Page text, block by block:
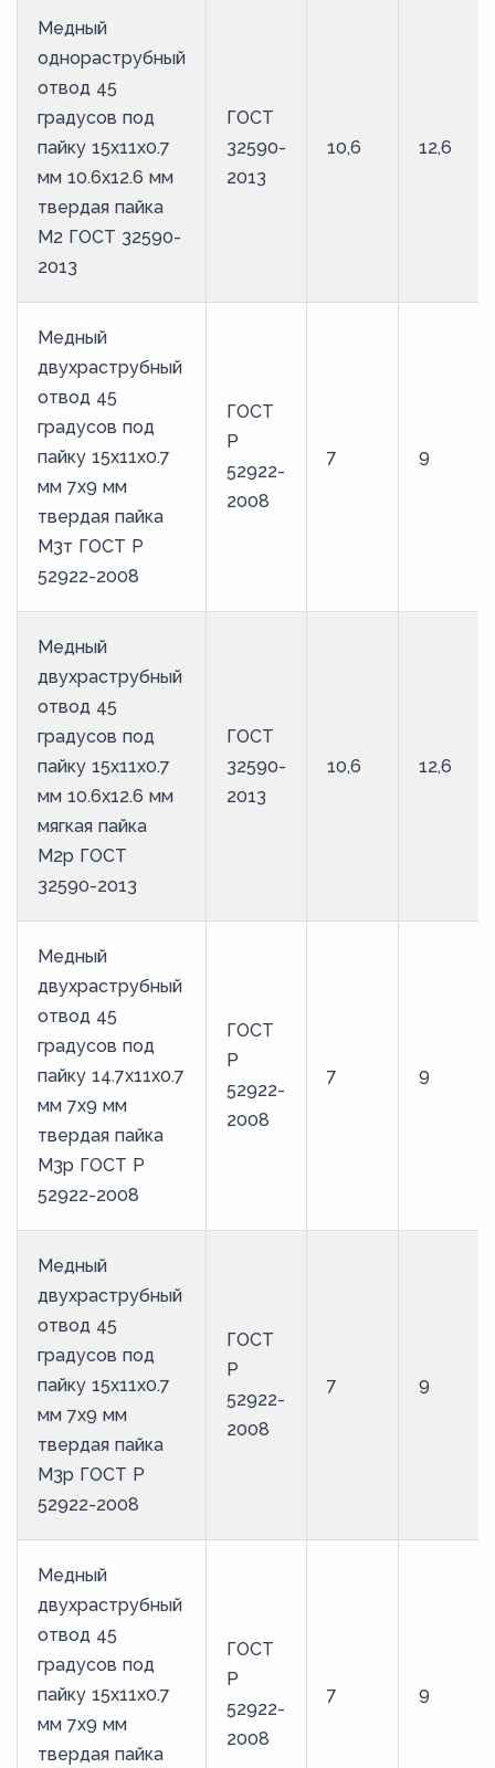
Медный
однораструбный
отвод 45
градусов под
пайку 15х11х0.7
мм 10.6х12.6 мм
твердая пайка
М2 ГОСТ 32590-
2013
ГОСТ
32590-
2013
10,6 12,6
Медный
двухраструбный
отвод 45
градусов под
пайку 15х11х0.7
мм 7х9 мм
твердая пайка
М3т ГОСТ Р
52922-2008
ГОСТ
Р
52922-
2008
7 9
Медный
двухраструбный
отвод 45
градусов под
пайку 15х11х0.7
мм 10.6х12.6 мм
мягкая пайка
М2р ГОСТ
32590-2013
ГОСТ
32590-
2013
10,6 12,6
Медный
двухраструбный
отвод 45
градусов под
пайку 14.7х11х0.7
мм 7х9 мм
твердая пайка
М3р ГОСТ Р
52922-2008
ГОСТ
Р
52922-
2008
7 9
Медный
двухраструбный
отвод 45
градусов под
пайку 15х11х0.7
мм 7х9 мм
твердая пайка
М3р ГОСТ Р
52922-2008
ГОСТ
Р
52922-
2008
7 9
Медный
двухраструбный
отвод 45
градусов под
пайку 15х11х0.7
мм 7х9 мм
твердая пайка
ГОСТ
Р
52922-
2008
7 9